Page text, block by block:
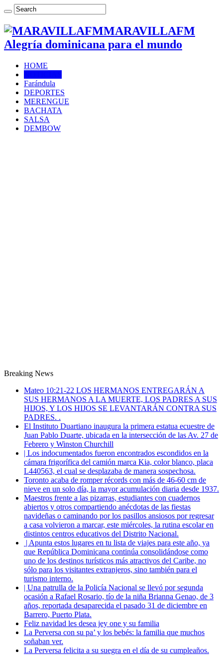
MARAVILLAFM
Alegría dominicana para el mundo
HOME
Farándula
DEPORTES
MERENGUE
BACHATA
SALSA
DEMBOW
Breaking News
Mateo 10:21-22 LOS HERMANOS ENTREGARÁN A
SUS HERMANOS A LA MUERTE, LOS PADRES A SUS
HIJOS, Y LOS HIJOS SE LEVANTARÁN CONTRA SUS
PADRES. .
El Instituto Duartiano inaugura la primera estatua ecuestre de
Juan Pablo Duarte, ubicada en la intersección de las Av. 27 de
Febrero y Winston Churchill
| Los indocumentados fueron encontrados escondidos en la
cámara frigorífica del camión marca Kia, color blanco, placa
L440563, el cual se desplazaba de manera sospechosa.
Toronto acaba de romper récords con más de 46-60 cm de
nieve en un solo día, la mayor acumulación diaria desde 1937.
Maestros frente a las pizarras, estudiantes con cuadernos
abiertos y otros compartiendo anécdotas de las fiestas
navideñas o caminando por los pasillos ansiosos por regresar
a casa volvieron a marcar, este miércoles, la rutina escolar en
distintos centros educativos del Distrito Nacional.
| Apunta estos lugares en tu lista de viajes para este año, ya
que República Dominicana continúa consolidándose como
uno de los destinos turísticos más atractivos del Caribe, no
sólo para los visitantes extranjeros, sino también para el
turismo interno.
| Una patrulla de la Policía Nacional se llevó por segunda
ocasión a Rafael Rosario, tío de la niña Brianna Genao, de 3
años, reportada desaparecida el pasado 31 de diciembre en
Barrero, Puerto Plata.
Feliz navidad les desea jey one y su familia
La Perversa con su pa’ y los bebés: la familia que muchos
soñaban ver.
La Perversa felicita a su suegra en el día de su cumpleaños.